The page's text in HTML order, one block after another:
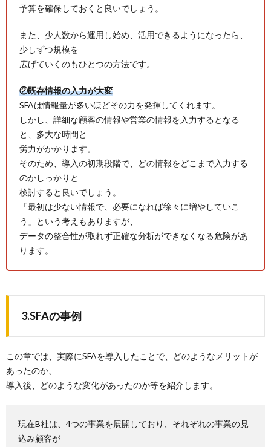
予算を確保しておくと良いでしょう。
また、少人数から運用し始め、活用できるようになったら、
少しずつ規模を
広げていくのもひとつの方法です。
②既存情報の入力が大変
SFAは情報量が多いほどその力を発揮してくれます。
しかし、詳細な顧客の情報や営業の情報を入力するとなる
と、多大な時間と
労力がかかります。
そのため、導入の初期段階で、どの情報をどこまで入力する
のかしっかりと
検討すると良いでしょう。
「最初は少ない情報で、必要になれば徐々に増やしていこ
う」という考えもありますが、
データの整合性が取れず正確な分析ができなくなる危険があ
ります。
3.SFAの事例
この章では、実際にSFAを導入したことで、どのようなメリットが
あったのか、
導入後、どのような変化があったのか等を紹介します。
現在B社は、4つの事業を展開しており、それぞれの事業の見
込み顧客が